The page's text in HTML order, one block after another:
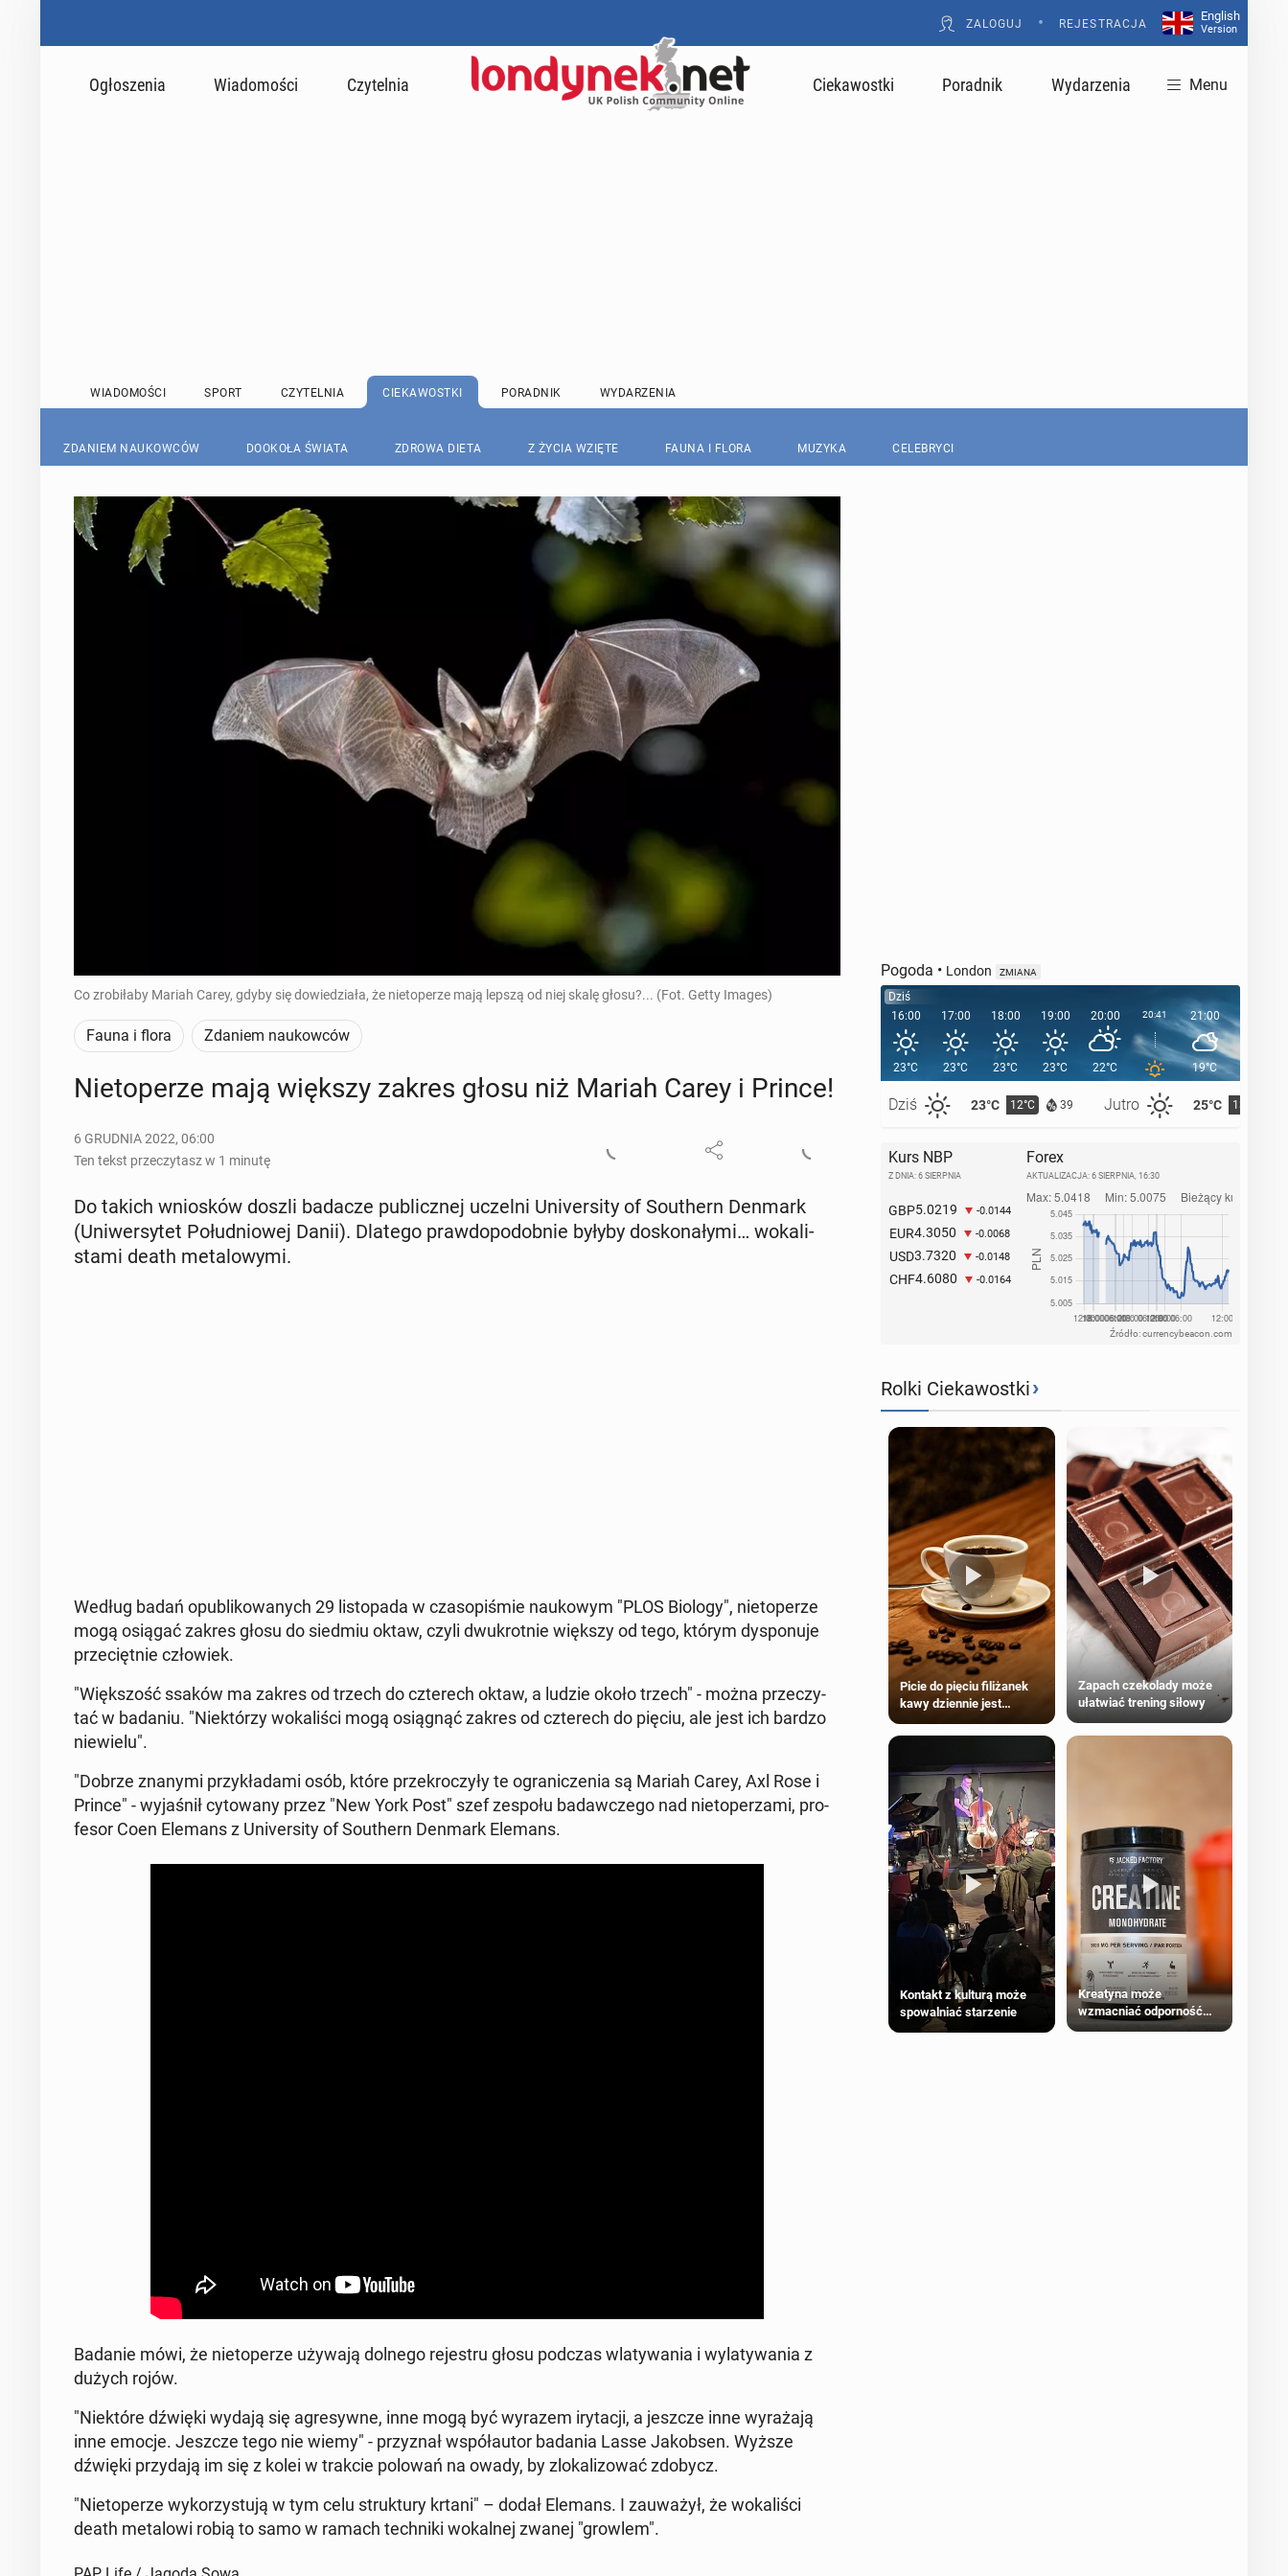
ZALOGUJ • REJESTRACJA
English
Version
Ogłoszenia Wiadomości Czytelnia Ciekawostki Poradnik Wydarzenia Menu
WIADOMOŚCI SPORT CZYTELNIA CIEKAWOSTKI PORADNIK WYDARZENIA
ZDANIEM NAUKOWCÓW DOOKOŁA ŚWIATA ZDROWA DIETA Z ŻYCIA WZIĘTE FAUNA I FLORA MUZYKA CELEBRYCI
Co zrobiłaby Mariah Carey, gdyby się dowiedziała, że nietoperze mają lepszą od niej skalę głosu?... (Fot. Getty Images)
Fauna i flora Zdaniem naukowców
Nie­to­pe­rze mają większy zakres głosu niż Mariah Carey i Prince!
6 GRUDNIA 2022, 06:00
Ten tekst przeczytasz w 1 minutę
Do takich wnio­sków doszli badacze pu­blicz­nej uczelni Uni­ver­si­ty of So­uthern Denmark
(Uni­wer­sy­tet Po­łu­dnio­wej Danii). Dlatego praw­do­po­dob­nie byłyby do­sko­na­ły­mi… wo­ka­li­
sta­mi death me­ta­lo­wy­mi.
Według badań opu­bli­ko­wa­nych 29 li­sto­pa­da w cza­so­pi­śmie na­uko­wym "PLOS Biology", nie­to­pe­rze
mogą osiągać zakres głosu do siedmiu oktaw, czyli dwu­krot­nie większy od tego, którym dys­po­nu­je
prze­cięt­nie czło­wiek.
"Więk­szość ssaków ma zakres od trzech do czte­rech oktaw, a ludzie około trzech" - można prze­czy­
tać w badaniu. "Nie­któ­rzy wo­ka­li­ści mogą osią­gnąć zakres od czte­rech do pięciu, ale jest ich bardzo
nie­wie­lu".
"Dobrze znanymi przy­kła­da­mi osób, które prze­kro­czy­ły te ogra­ni­cze­nia są Mariah Carey, Axl Rose i
Prince" - wy­ja­śnił cy­to­wa­ny przez "New York Post" szef zespołu ba­daw­cze­go nad nie­to­pe­rza­mi, pro­
fe­sor Coen Elemans z Uni­ver­si­ty of So­uthern Denmark Elemans.
Badanie mówi, że nie­to­pe­rze używają dolnego re­je­stru głosu podczas wla­ty­wa­nia i wy­la­ty­wa­nia z
dużych rojów.
"Nie­któ­re dźwięki wydają się agre­syw­ne, inne mogą być wyrazem iry­ta­cji, a jeszcze inne wy­ra­ża­ją
inne emocje. Jeszcze tego nie wiemy" - przy­znał współ­au­tor badania Lasse Ja­kob­sen. Wyższe
dźwięki przy­da­ją im się z kolei w trakcie polowań na owady, by zlo­ka­li­zo­wać zdobycz.
"Nie­to­pe­rze wy­ko­rzy­stu­ją w tym celu struk­tu­ry krtani" – dodał Elemans. I za­uwa­żył, że wo­ka­li­ści
death me­ta­lo­wi robią to samo w ramach tech­ni­ki wo­kal­nej zwanej "growlem".
Pogoda • London ZMIANA
Dziś
16:00
23°C
Dziś 23°C 12°C 39 Jutro 25°C 13°C
17:00
23°C
18:00
23°C
19:00
23°C
20:00
22°C
20:41 21:00
19°C
22:00
Kurs NBP
Z DNIA: 6 SIERPNIA
GBP5.0219 -0.0144
EUR4.3050 -0.0068
USD3.7320 -0.0148
CHF4.6080 -0.0164
Forex
AKTUALIZACJA: 6 SIERPNIA, 16:30
Źródło: currencybeacon.com
Rolki Ciekawostki›
Picie do pięciu filiżanek
kawy dziennie jest
większości dorosłych
Zapach czekolady może
ułatwiać trening siłowy
Kontakt z kulturą może
spowalniać starzenie
Kreatyna może
wzmacniać odporność
przeciw nowotworom